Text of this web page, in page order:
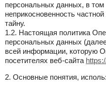
персональных данных, в
неприкосновенность
тайну.
1.2. Настоящая политика
персональных данных
всей информации, которую
посетителях веб-сайта
2. Основные понятия,